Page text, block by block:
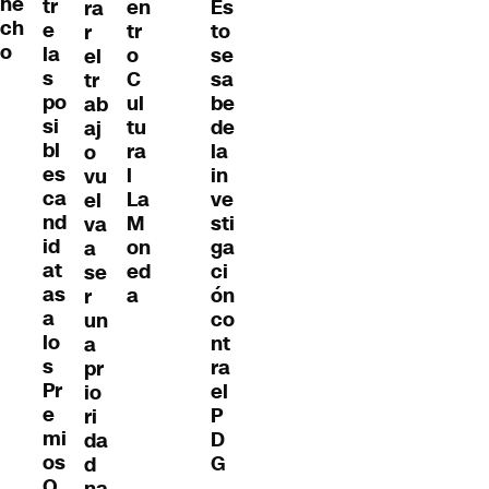
ch
o
tr
e
la
s
po
si
bl
es
ca
nd
id
at
as
a
lo
s
Pr
e
mi
os
ra
r
el
tr
ab
aj
o
vu
el
va
a
se
r
un
a
pr
io
ri
da
d
en
tr
o
C
ul
tu
ra
l
La
M
on
ed
a
Es
to
se
sa
be
de
la
in
ve
sti
ga
ci
ón
co
nt
ra
el
P
D
G